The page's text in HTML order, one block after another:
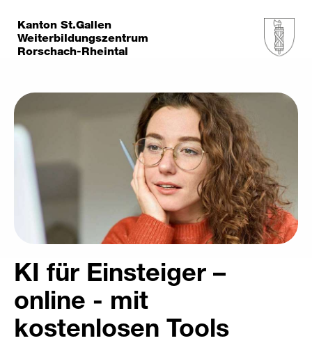
Kanton St.Gallen
Weiterbildungszentrum
Rorschach-Rheintal
KI für Einsteiger –
online - mit
kostenlosen Tools